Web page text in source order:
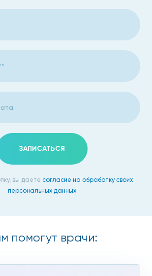
ЗАПИСАТЬСЯ
вы даете согласие на обработку своих
персональных данных
помогут врачи: